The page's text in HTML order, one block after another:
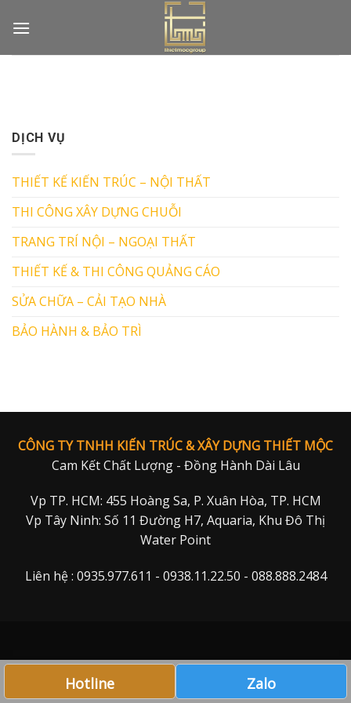
DỊCH VỤ
THIẾT KẾ KIẾN TRÚC – NỘI THẤT
THI CÔNG XÂY DỰNG CHUỖI
TRANG TRÍ NỘI – NGOẠI THẤT
THIẾT KẾ & THI CÔNG QUẢNG CÁO
SỬA CHỮA – CẢI TẠO NHÀ
BẢO HÀNH & BẢO TRÌ
CÔNG TY TNHH KIẾN TRÚC & XÂY DỰNG THIẾT MỘC
Cam Kết Chất Lượng - Đồng Hành Dài Lâu
Vp TP. HCM: 455 Hoàng Sa, P. Xuân Hòa, TP. HCM
Vp Tây Ninh: Số 11 Đường H7, Aquaria, Khu Đô Thị
Water Point
Liên hệ : 0935.977.611 - 0938.11.22.50 - 088.888.2484
Hotline Zalo